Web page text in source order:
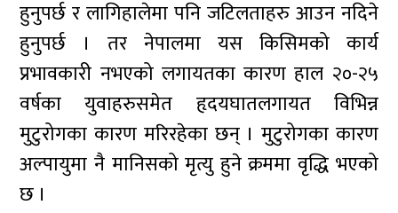
हुनुपर्छ र लागिहालेमा पनि जटिलताहरु आउन नदिने
हुनुपर्छ । तर नेपालमा यस किसिमको कार्य
प्रभावकारी नभएको लगायतका कारण हाल २०-२५
वर्षका युवाहरुसमेत हृदयघातलगायत विभिन्न
मुटुरोगका कारण मरिरहेका छन् । मुटुरोगका कारण
अल्पायुमा नै मानिसको मृत्यु हुने क्रममा वृद्धि भएको
छ ।